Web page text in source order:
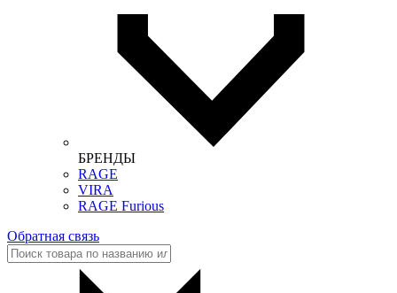
БРЕНДЫ
RAGE
VIRA
RAGE Furious
Обратная связь